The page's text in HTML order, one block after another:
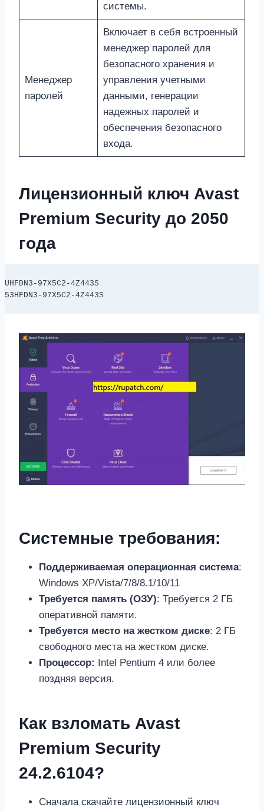
системы.
Менеджер
паролей
Включает в себя встроенный
менеджер паролей для
безопасного хранения и
управления учетными
данными, генерации
надежных паролей и
обеспечения безопасного
входа.
Лицензионный ключ Avast
Premium Security до 2050
года
UHFDN3-97X5C2-4Z443S
53HFDN3-97X5C2-4Z443S
Системные требования:
Поддерживаемая операционная система:
Windows XP/Vista/7/8/8.1/10/11
Требуется память (ОЗУ): Требуется 2 ГБ
оперативной памяти.
Требуется место на жестком диске: 2 ГБ
свободного места на жестком диске.
Процессор:
Intel Pentium 4 или более
поздняя версия.
Как взломать Avast
Premium Security
24.2.6104?
Сначала скачайте лицензионный ключ